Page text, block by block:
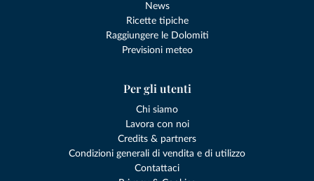
News
Ricette tipiche
Raggiungere le Dolomiti
Previsioni meteo
Per gli utenti
Chi siamo
Lavora con noi
Credits & partners
Condizioni generali di vendita e di utilizzo
Contattaci